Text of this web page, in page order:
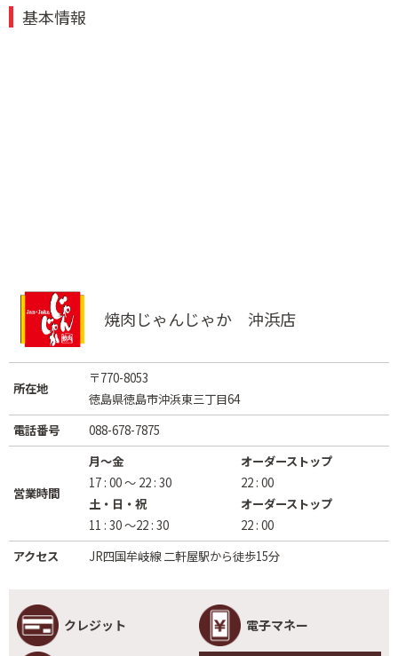
基本情報
焼肉じゃんじゃか 沖浜店
所在地
〒770-8053
徳島県徳島市沖浜東三丁目64
電話番号
088-678-7875
営業時間
月～金
17 : 00 ～ 22 : 30
土・日・祝
11 : 30 ～22 : 30
オーダーストップ
22 : 00
オーダーストップ
22 : 00
アクセス
JR四国牟岐線 二軒屋駅から徒歩15分
クレジット 電子マネー